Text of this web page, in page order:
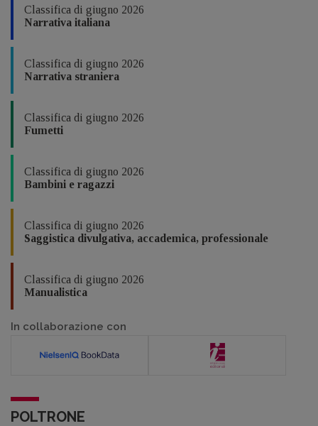
Classifica di giugno 2026
Narrativa italiana
Classifica di giugno 2026
Narrativa straniera
Classifica di giugno 2026
Fumetti
Classifica di giugno 2026
Bambini e ragazzi
Classifica di giugno 2026
Saggistica divulgativa, accademica, professionale
Classifica di giugno 2026
Manualistica
In collaborazione con
POLTRONE